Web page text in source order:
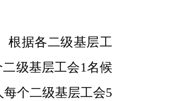
根据各二级基层工
级基层工会1名候
个二级基层工会5